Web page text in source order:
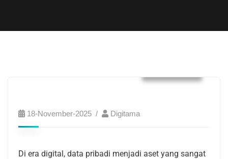
18-November-2025 Digitama
Di era digital, data pribadi menjadi aset yang sangat